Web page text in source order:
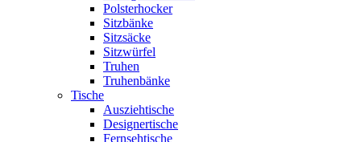
Polsterhocker
Sitzbänke
Sitzsäcke
Sitzwürfel
Truhen
Truhenbänke
Tische
Ausziehtische
Designertische
Fernsehtische